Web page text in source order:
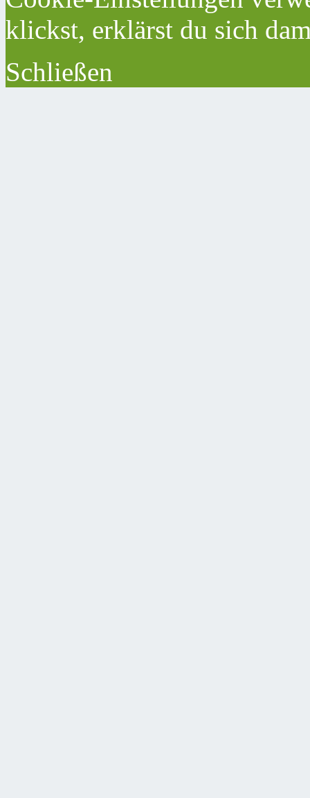
klickst, erklärst du sich
Schließen